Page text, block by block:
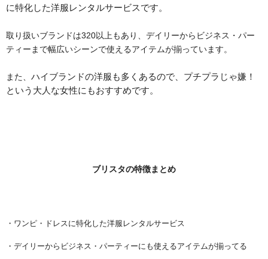
に特化した洋服レンタルサービスです。
取り扱いブランドは320以上もあり、デイリーからビジネス・パー
ティーまで幅広いシーンで使えるアイテムが揃っています。
また、 ハイブランドの洋服も多くあるので、プチプラじゃ嫌！
という大人な女性にもおすすめです。
ブリスタの特徴まとめ
・ワンピ・ドレスに特化した洋服レンタルサービス
・デイリーからビジネス・パーティーにも使えるアイテムが揃ってる